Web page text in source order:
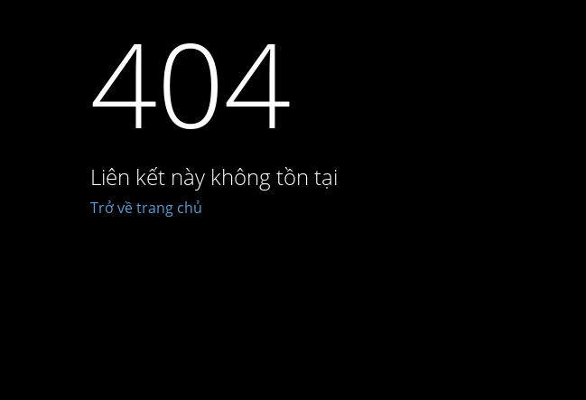
404
Liên kết này không tồn tại
Trở về trang chủ